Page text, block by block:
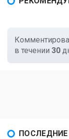
в течении 30